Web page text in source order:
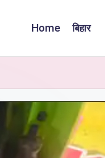
Home बिहार